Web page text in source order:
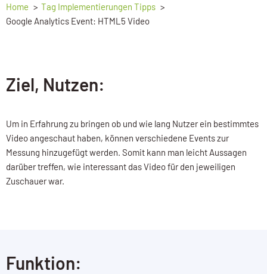
Home
Tag Implementierungen Tipps
Google Analytics Event: HTML5 Video
Ziel, Nutzen:
Um in Erfahrung zu bringen ob und wie lang Nutzer ein bestimmtes
Video angeschaut haben, können verschiedene Events zur
Messung hinzugefügt werden. Somit kann man leicht Aussagen
darüber treffen, wie interessant das Video für den jeweiligen
Zuschauer war.
Funktion: